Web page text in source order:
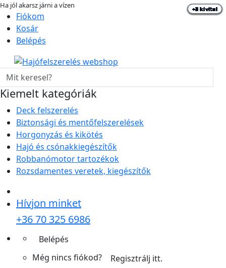
Ha jól akarsz járni a vízen
hajo-felszereles.hu
Fiókom
Kosár
Belépés
Kiemelt kategóriák
Deck felszerelés
Biztonsági és mentőfelszerelések
Horgonyzás és kikötés
Hajó és csónakkiegészítők
Robbanómotor tartozékok
Rozsdamentes veretek, kiegészítők
Hívjon minket
+36 70 325 6986
Belépés
Még nincs fiókod?
Regisztrálj itt.
+2 kivitel
+1 kivitel
+2 kivitel
+1 kivitel
+2 kivitel
+1 kivitel
+3 kivitel
+4 kivitel
+3 kivitel
+1 kivitel
+2 kivitel
+1 kivitel
+2 kivitel
+1 kivitel
+3 kivitel
+4 kivitel
+2 kivitel